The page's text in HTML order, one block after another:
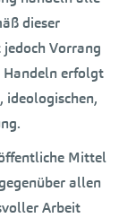
dieser
Vorrang
erfolgt
ideologischen,
Mittel
allen
Arbeit